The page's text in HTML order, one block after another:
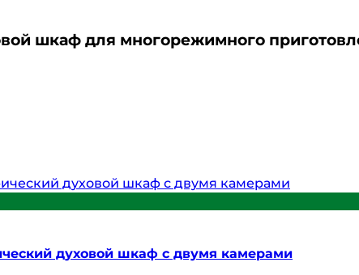
шкаф для многорежимного
духовой шкаф с двумя камерами